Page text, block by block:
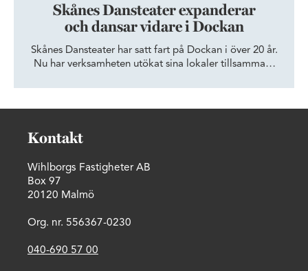
Skånes Dansteater expanderar
och dansar vidare i Dockan
Skånes Dansteater har satt fart på Dockan i över 20 år.
Nu har verksamheten utökat sina lokaler tillsammans
tillgång till Öresundsregionens epicentrum för dans.
Kontakt
Wihlborgs Fastigheter AB
Box 97
20120 Malmö
Org. nr. 556367-0230
040-690 57 00